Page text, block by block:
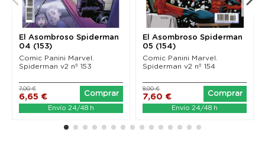
El Asombroso Spiderman
04 (153)
Comic Panini Marvel.
Spiderman v2 nº 153
6,65 €
7,00 €
Comprar
Envío 24/48 h
El Asombroso Spiderman
05 (154)
Comic Panini Marvel.
Spiderman v2 nº 154
7,60 €
8,00 €
Comprar
Envío 24/48 h